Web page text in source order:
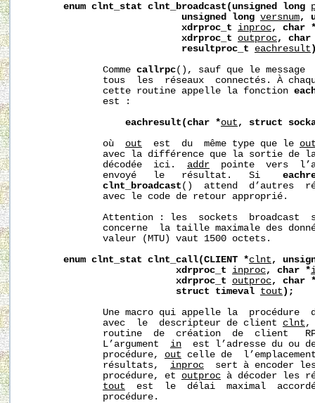
enum clnt_stat clnt_broadcast(unsigned long
unsigned
long versnum,
xdrproc_t
inproc, char
xdrproc_t
outproc,
char
resultproc_t
eachresult
              Comme
callrpc(), sauf que le
tous  les  réseaux  connectés. À
              cette routine appelle la fonction
              est :
eachresult(char *out , struct
              où
out
  est  du  même type que le
avec la différence que la sortie de
              décodée  ici.
addr
pointe  vers
              envoyé   le   résultat.   Si
clnt_broadcast ()  attend  d’autres
              avec le code de retour approprié.
Attention : les  sockets  broadcast
concerne  la taille maximale des
              valeur (MTU) vaut 1500 octets.
enum clnt_stat clnt_call(CLIENT *clnt ,
xdrproc_t
inproc, char *
xdrproc_t
outproc, char
struct
timeval tout );
Une macro qui appelle la  procédure
              avec  le  descripteur de client
clnt ,
routine  de  création  de  client
              L’argument
in
est l’adresse du ou
              procédure,
out celle de
              résultats,
inproc
sert à encoder
              procédure, et
outproc à décoder les
tout
est  le  délai  maximal
              procédure.